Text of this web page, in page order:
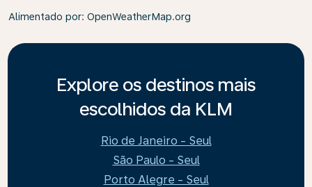
Alimentado por: OpenWeatherMap.org
Explore os destinos mais
escolhidos da KLM
Rio de Janeiro - Seul
São Paulo - Seul
Porto Alegre - Seul